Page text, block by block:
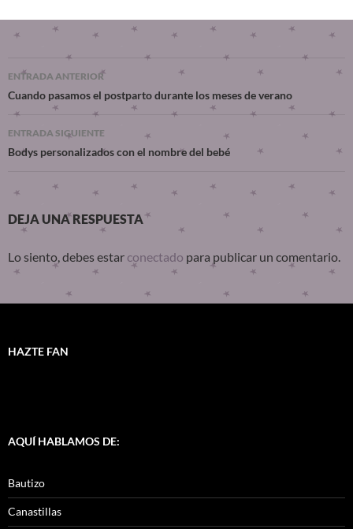
ENTRADA ANTERIOR
Cuando pasamos el postparto durante los meses de verano
ENTRADA SIGUIENTE
Bodys personalizados con el nombre del bebé
DEJA UNA RESPUESTA
Lo siento, debes estar conectado para publicar un comentario.
HAZTE FAN
AQUÍ HABLAMOS DE:
Bautizo
Canastillas